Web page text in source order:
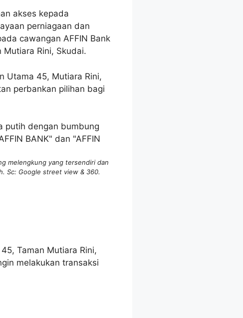
akses kepada
perniagaan dan
cawangan AFFIN Bank
Rini, Skudai.
Utama 45, Mutiara Rini,
perbankan pilihan bagi
melengkung yang tersendiri dan
Sc: Google street view & 360.
Taman Mutiara Rini,
melakukan transaksi